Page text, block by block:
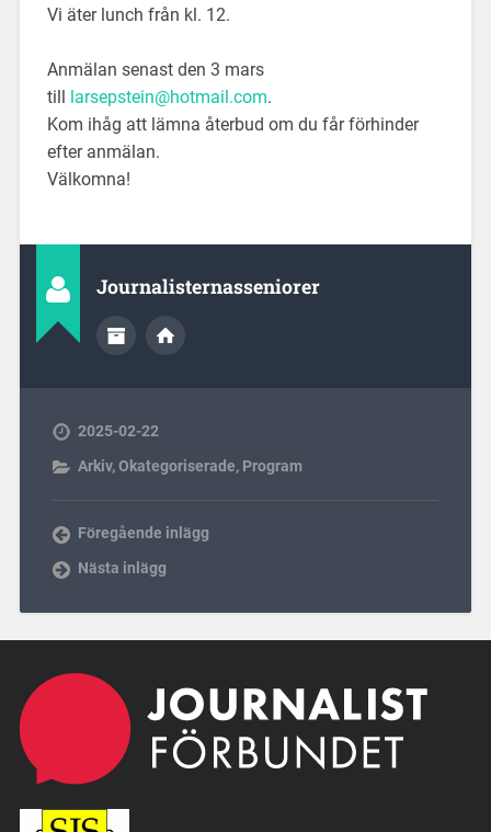
Vi äter lunch från kl. 12.
Anmälan senast den 3 mars
till larsepstein@hotmail.com.
Kom ihåg att lämna återbud om du får förhinder
efter anmälan.
Välkomna!
Journalisternasseniorer
2025-02-22
Arkiv,Okategoriserade, Program
Föregående inlägg
Nästa inlägg